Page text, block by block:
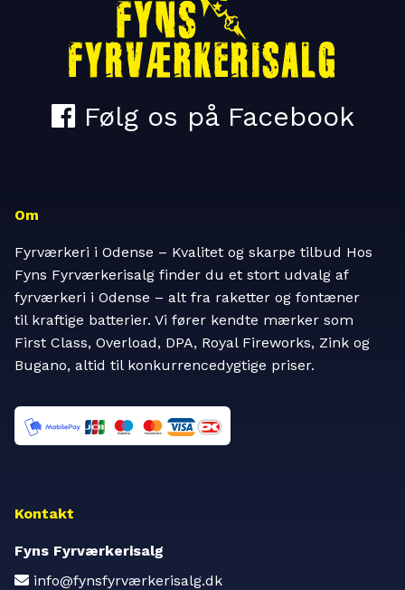
Om
Fyrværkeri i Odense – Kvalitet og skarpe tilbud Hos
Fyns Fyrværkerisalg finder du et stort udvalg af
fyrværkeri i Odense – alt fra raketter og fontæner
til kraftige batterier. Vi fører kendte mærker som
First Class, Overload, DPA, Royal Fireworks, Zink og
Bugano, altid til konkurrencedygtige priser.
Kontakt
Fyns Fyrværkerisalg
info@fynsfyrværkerisalg.dk